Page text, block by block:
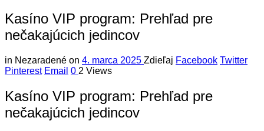
Kasíno VIP program: Prehľad pre
nečakajúcich jedincov
in Nezaradené on 4. marca 2025 Zdieľaj Facebook Twitter
Pinterest Email 0 2 Views
Kasíno VIP program: Prehľad pre
nečakajúcich jedincov